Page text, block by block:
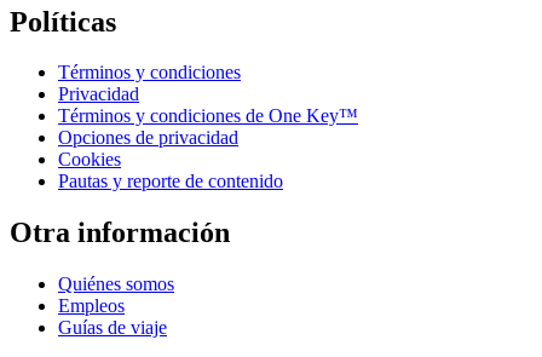
Políticas
Términos y condiciones
Privacidad
Términos y condiciones de One Key™
Opciones de privacidad
Cookies
Pautas y reporte de contenido
Otra información
Quiénes somos
Empleos
Guías de viaje